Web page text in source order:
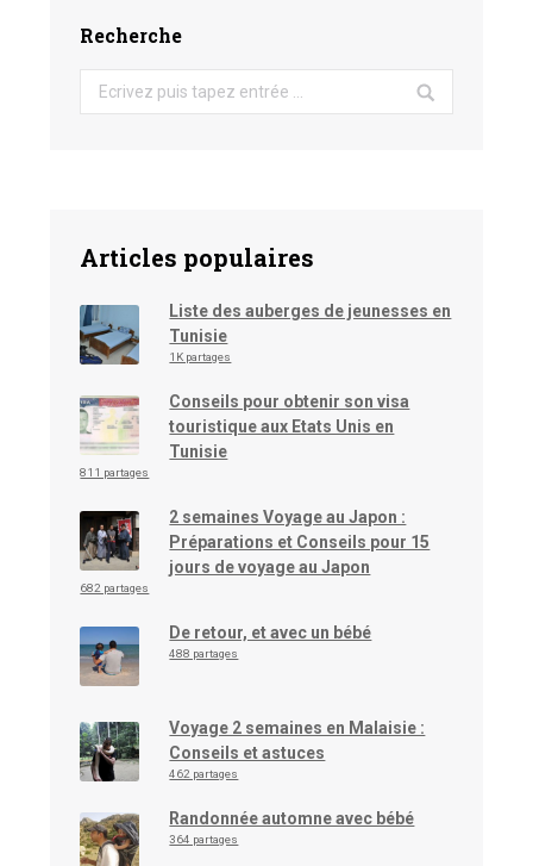
Recherche
Search:
Articles populaires
Liste des auberges de jeunesses en
Tunisie
1K partages
Conseils pour obtenir son visa
touristique aux Etats Unis en
Tunisie
811 partages
2 semaines Voyage au Japon :
Préparations et Conseils pour 15
jours de voyage au Japon
682 partages
De retour, et avec un bébé
488 partages
Voyage 2 semaines en Malaisie :
Conseils et astuces
462 partages
Randonnée automne avec bébé
364 partages